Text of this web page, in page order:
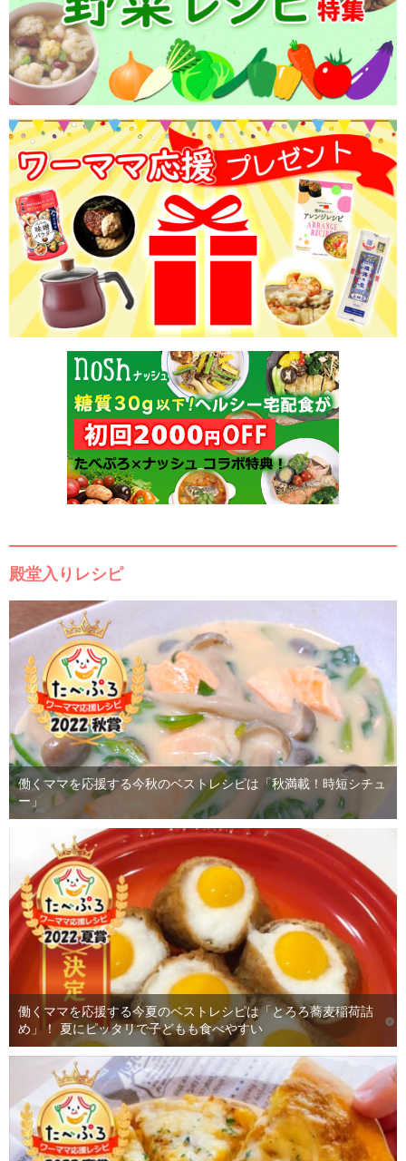
殿堂入りレシピ
働くママを応援する今秋のベストレシピは「秋満載！時短シチュ
ー」
働くママを応援する今夏のベストレシピは「とろろ蕎麦稲荷詰
め」！ 夏にピッタリで子どもも食べやすい